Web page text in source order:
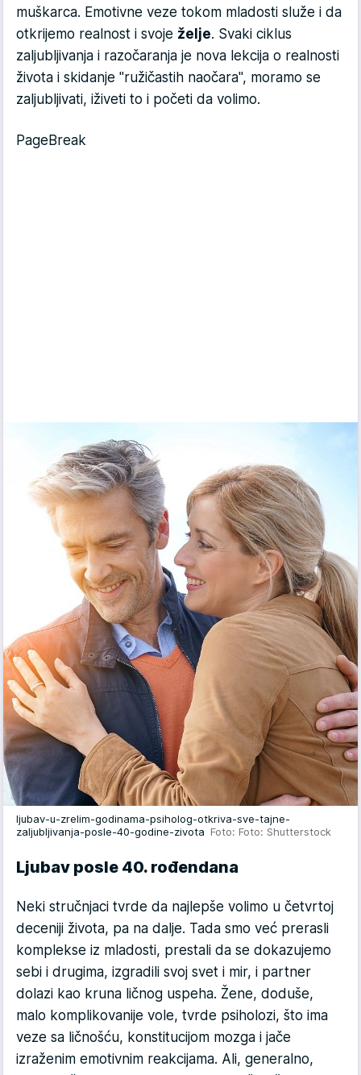
muškarca. Emotivne veze tokom mladosti služe i da
otkrijemo realnost i svoje želje. Svaki ciklus
zaljubljivanja i razočaranja je nova lekcija o realnosti
života i skidanje "ružičastih naočara", moramo se
zaljubljivati, iživeti to i početi da volimo.
PageBreak
ljubav-u-zrelim-godinama-psiholog-otkriva-sve-tajne-
zaljubljivanja-posle-40-godine-zivota Foto: Foto: Shutterstock
Ljubav posle 40. rođendana
Neki stručnjaci tvrde da najlepše volimo u četvrtoj
deceniji života, pa na dalje. Tada smo već prerasli
komplekse iz mladosti, prestali da se dokazujemo
sebi i drugima, izgradili svoj svet i mir, i partner
dolazi kao kruna ličnog uspeha. Žene, doduše,
malo komplikovanije vole, tvrde psiholozi, što ima
veze sa ličnošću, konstitucijom mozga i jače
izraženim emotivnim reakcijama. Ali, generalno,